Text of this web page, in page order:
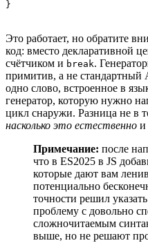
Это работает, но обратите
код: вместо декларативной
счётчиком и break.
примитив, а не стандартный
одно слово, встроенное в
генератор, которую нужно
цикл снаружи. Разница не в
насколько это естественно и
Примечание: после
что в ES2025 в JS
которые дают вам
потенциально
точности решил
проблему с довольно
сложночитаемым
выше, но не решают